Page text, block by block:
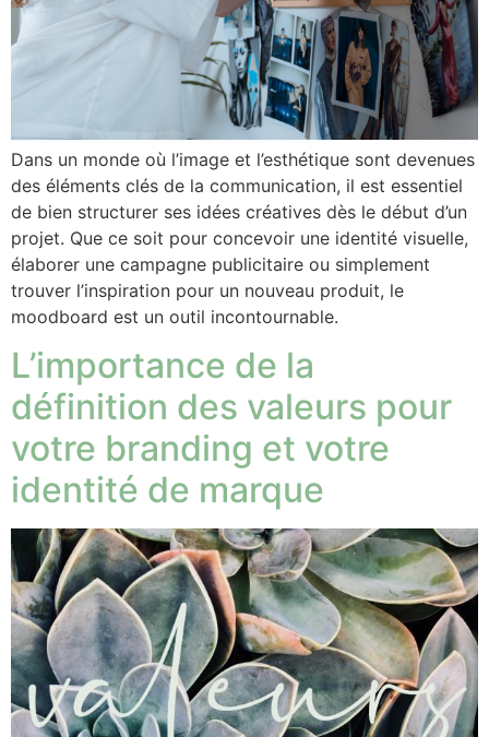
Dans un monde où l’image et l’esthétique sont devenues
des éléments clés de la communication, il est essentiel
de bien structurer ses idées créatives dès le début d’un
projet. Que ce soit pour concevoir une identité visuelle,
élaborer une campagne publicitaire ou simplement
trouver l’inspiration pour un nouveau produit, le
moodboard est un outil incontournable.
L’importance de la
définition des valeurs pour
votre branding et votre
identité de marque